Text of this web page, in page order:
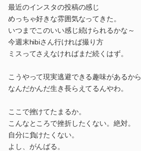
最近のインスタの投稿の感じ
めっちゃ好きな雰囲気なってきた。
いつまでこのいい感じ続けられるかな～
今週末hibiさん行ければ撮り方
ミスってさえなければまだ続くはず。
こうやって現実逃避できる趣味があるから
なんだかんだ生き長らえてるんやわ。
ここで挫けてたまるか。
こんなところで挫折したくない。絶対。
自分に負けたくない。
よし、がんばる。